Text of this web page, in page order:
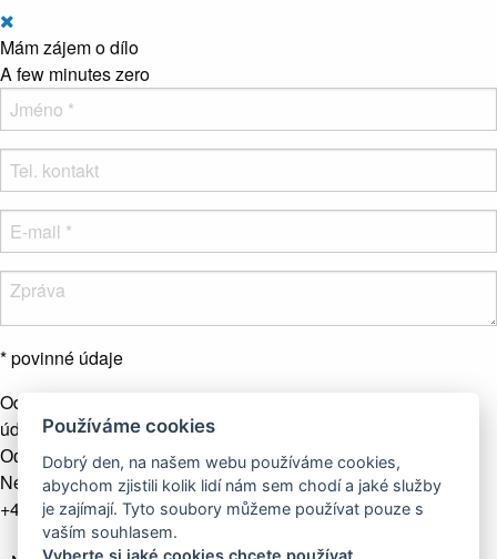
Mám zájem o dílo
A few minutes zero
* povinné údaje
Odesláním formuláře souhlasíte se zpracováním osobních
údajů.Více info
Odeslat zprávu
Nebo nás kontaktujte telefonicky
+421 907 281 123
Používáme cookies
Dobrý den, na našem webu používáme cookies,
abychom zjistili kolik lidí nám sem chodí a jaké služby
je zajímají. Tyto soubory můžeme používat pouze s
vaším souhlasem.
Vyberte si jaké cookies chcete používat